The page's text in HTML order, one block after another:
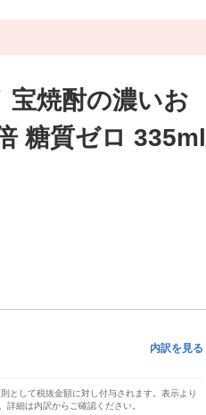
宝焼酎の濃いお
糖質ゼロ 335ml
内訳を見る
として税抜金額に対し付与されます。表示より
詳細は内訳からご確認ください。